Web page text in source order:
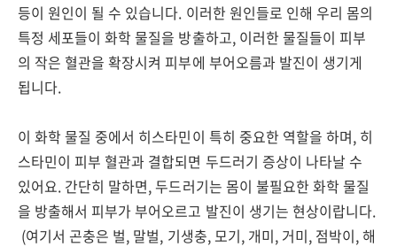
등이 원인이 될 수 있습니다. 이러한 원인들로 인해 우리 몸의
특정 세포들이 화학 물질을 방출하고, 이러한 물질들이 피부
의 작은 혈관을 확장시켜 피부에 부어오름과 발진이 생기게
됩니다.
이 화학 물질 중에서 히스타민이 특히 중요한 역할을 하며, 히
스타민이 피부 혈관과 결합되면 두드러기 증상이 나타날 수
있어요. 간단히 말하면, 두드러기는 몸이 불필요한 화학 물질
을 방출해서 피부가 부어오르고 발진이 생기는 현상이랍니다.
(여기서 곤충은 벌, 말벌, 기생충, 모기, 개미, 거미, 점박이, 해